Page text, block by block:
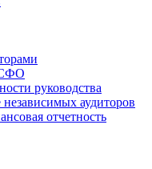
руководства
аудиторов
отчетность